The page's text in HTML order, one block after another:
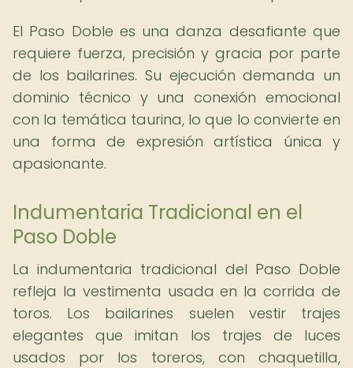
El Paso Doble es una danza desafiante que
requiere fuerza, precisión y gracia por parte
de los bailarines. Su ejecución demanda un
dominio técnico y una conexión emocional
con la temática taurina, lo que lo convierte en
una forma de expresión artística única y
apasionante.
Indumentaria Tradicional en el
Paso Doble
La indumentaria tradicional del Paso Doble
refleja la vestimenta usada en la corrida de
toros. Los bailarines suelen vestir trajes
elegantes que imitan los trajes de luces
usados por los toreros, con chaquetilla,